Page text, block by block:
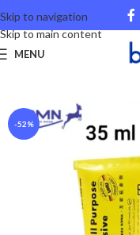
Skip to navigation
Skip to main content
MENU
Beranda Other Categories
-52%